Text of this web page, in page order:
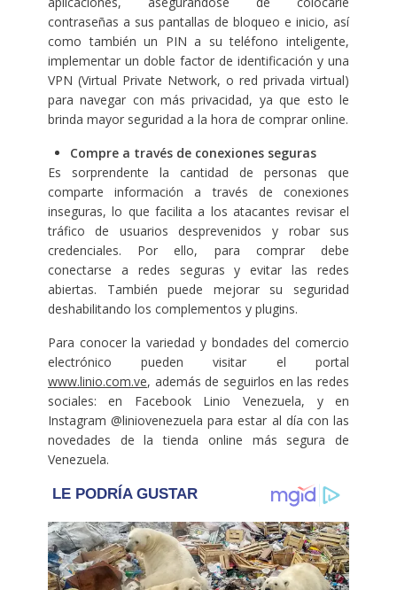
contraseñas a sus pantallas de bloqueo e inicio, así
como también un PIN a su teléfono inteligente,
implementar un doble factor de identificación y una
VPN (Virtual Private Network, o red privada virtual)
para navegar con más privacidad, ya que esto le
brinda mayor seguridad a la hora de comprar online.
Compre a través de conexiones seguras
Es sorprendente la cantidad de personas que
comparte información a través de conexiones
inseguras, lo que facilita a los atacantes revisar el
tráfico de usuarios desprevenidos y robar sus
credenciales. Por ello, para comprar debe
conectarse a redes seguras y evitar las redes
abiertas. También puede mejorar su seguridad
deshabilitando los complementos y plugins.
Para conocer la variedad y bondades del comercio
electrónico pueden visitar el portal
www.linio.com.ve, además de seguirlos en las redes
sociales: en Facebook Linio Venezuela, y en
Instagram @liniovenezuela para estar al día con las
novedades de la tienda online más segura de
Venezuela.